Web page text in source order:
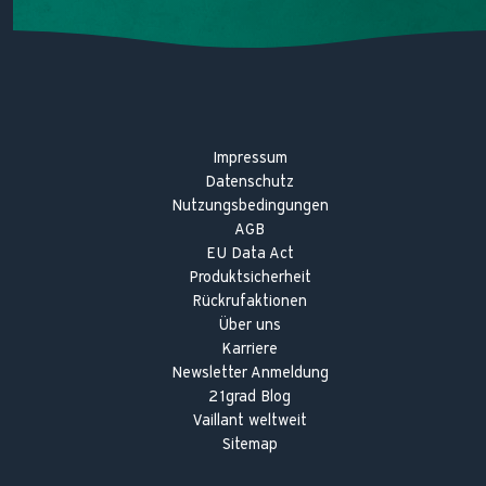
Impressum
Datenschutz
Nutzungsbedingungen
AGB
EU Data Act
Produktsicherheit
Rückrufaktionen
Über uns
Karriere
Newsletter Anmeldung
21grad Blog
Vaillant weltweit
Sitemap